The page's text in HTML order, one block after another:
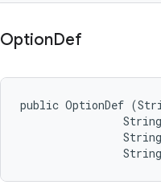
OptionDef
public OptionDef